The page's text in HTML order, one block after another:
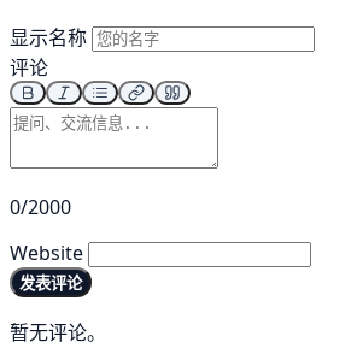
显示名称
评论
0/2000
Website
发表评论
暂无评论。